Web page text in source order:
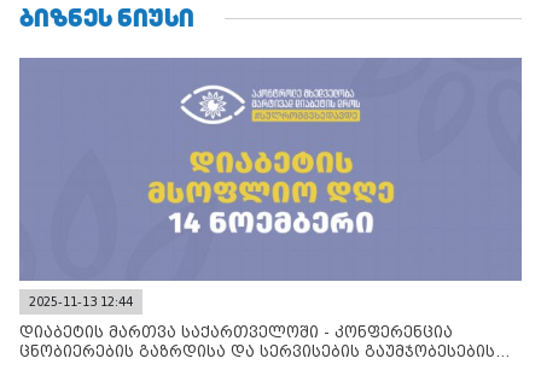
ᲑᲘᲖᲜᲔᲡ ᲜᲘᲣᲡᲘ
2025-11-13 12:44
დიაბეტის მართვა საქართველოში - კონფერენცია
ცნობიერების გაზრდისა და სერვისების გაუმჯობესების